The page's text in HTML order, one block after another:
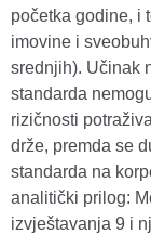
početka godine, i
imovine i
srednjih). Učinak
standarda
rizičnosti
drže, premda se
standarda na
analitički prilog:
izvještavanja 9 i